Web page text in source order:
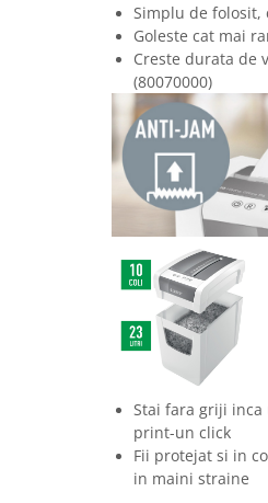
Ecrane de proiectie
Accesorii prezentare
Table magnetice (whiteboard-uri)
Electronice si accesorii tech
Gadgeturi mobile
Securitate digitala
Adaptoare de calatorie
Cabluri si conectivitate
Incarcatoare wireless
Incarcatoare cu fir si auto
Ceasuri smart - Smartwatch
Baterii externe - Powerbanks
Accesorii localizare (FindMy)
Cartuse, tonere, consumabile PC
Simplu de
Goleste cat mai
Creste durata de
(80070000)
Stai fara griji
print-un click
Fii protejat si in
in maini straine